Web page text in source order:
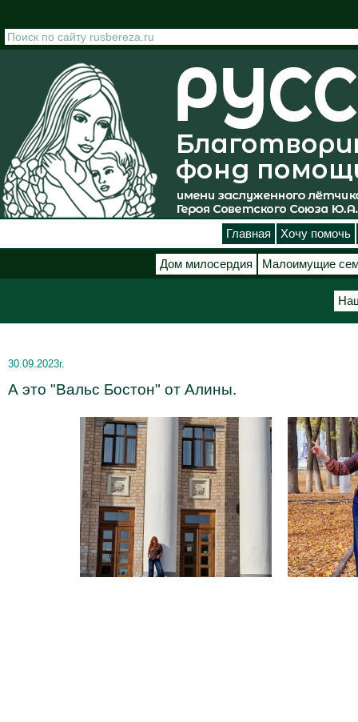
Главная Хочу помочь
Дом милосердия Малоимущие
30.09.2023г.
А это "Вальс Бостон" от Алины.